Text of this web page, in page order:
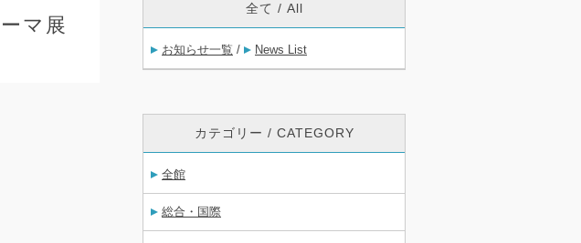
マ展
全て / All
お知らせ一覧 / News List
カテゴリー / CATEGORY
全館
総合・国際